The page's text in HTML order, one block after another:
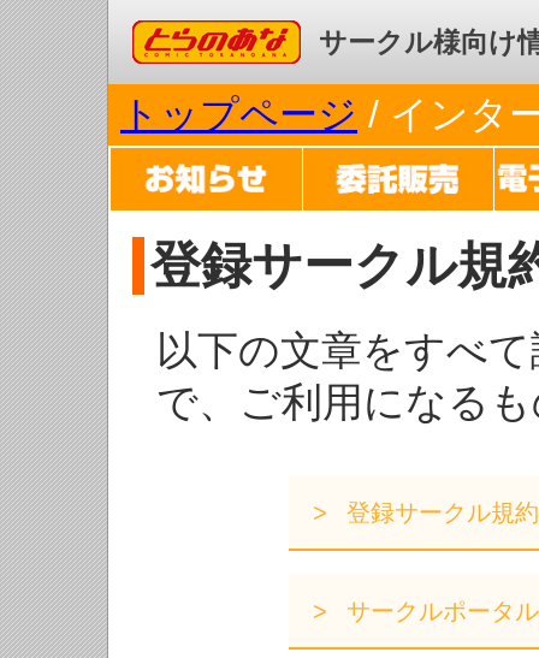
コミックとらのあな サークル様向け
トップページ / インタ
登録サークル規
以下の文章をすべ
で、ご利用になる
登録サークル規約
サークルポータ